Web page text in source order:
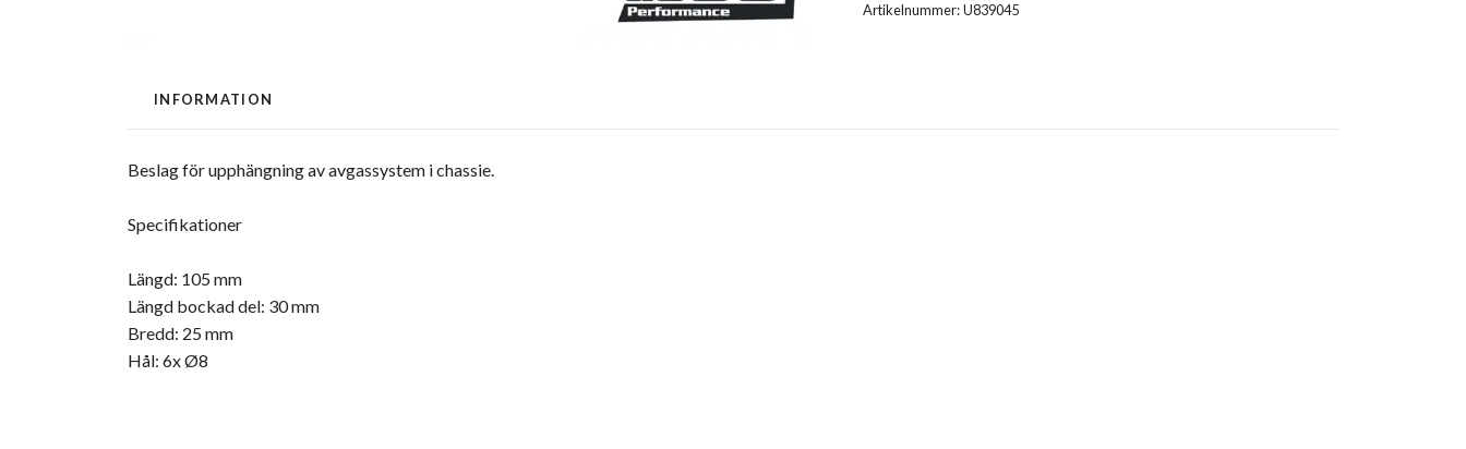
Artikelnummer:U839045
INFORMATION
Beslag för upphängning av avgassystem i chassie.
Specifikationer
Längd: 105 mm
Längd bockad del: 30 mm
Bredd: 25 mm
Hål: 6x Ø8